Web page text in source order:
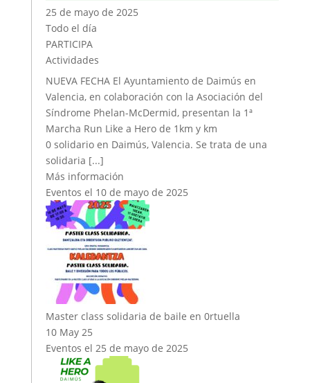
25 de mayo de 2025
Todo el día
PARTICIPA
Actividades
NUEVA FECHA El Ayuntamiento de Daimús en
Valencia, en colaboración con la Asociación del
Síndrome Phelan-McDermid, presentan la 1ª
Marcha Run Like a Hero de 1km y km
0 solidario en Daimús, Valencia. Se trata de una
solidaria [...]
Más información
Eventos el 10 de mayo de 2025
Master class solidaria de baile en 0rtuella
10 May 25
Eventos el 25 de mayo de 2025